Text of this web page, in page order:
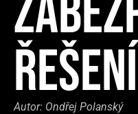
ŘEŠENÍ
Autor: Ondřej Polanský